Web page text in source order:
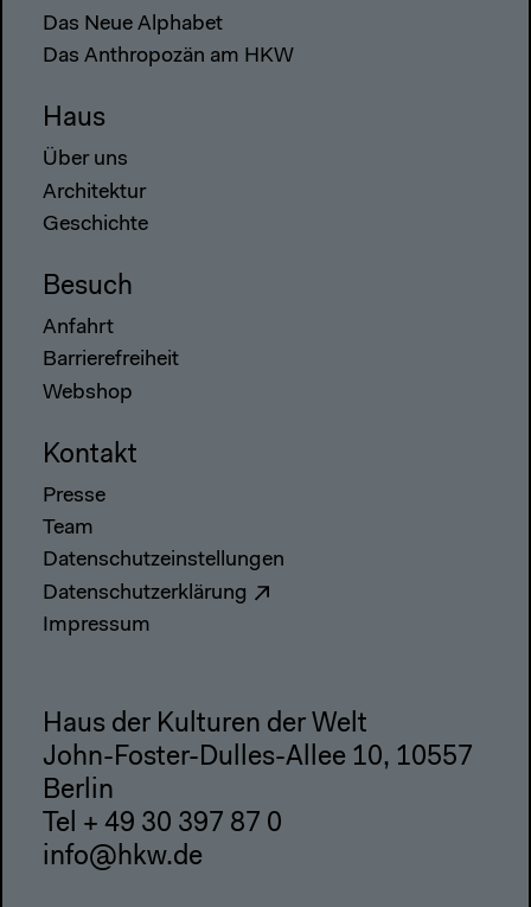
Das Neue Alphabet
Das Anthropozän am HKW
Haus
Über uns
Architektur
Geschichte
Besuch
Anfahrt
Barrierefreiheit
Webshop
Kontakt
Presse
Team
Datenschutzeinstellungen
Datenschutzerklärung
Impressum
Haus der Kulturen der Welt
John-Foster-Dulles-Allee 10, 10557
Berlin
Tel + 49 30 397 87 0
info@hkw.de